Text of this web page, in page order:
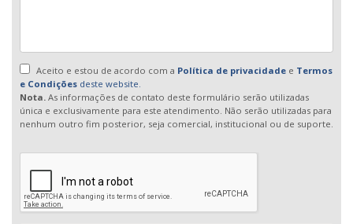
Aceito e estou de acordo com a Política de privacidadee Termos
e Condições deste website.
Nota. As informações de contato deste formulário serão utilizadas
única e exclusivamente para este atendimento. Não serão utilizadas para
nenhum outro fim posterior, seja comercial, institucional ou de suporte.